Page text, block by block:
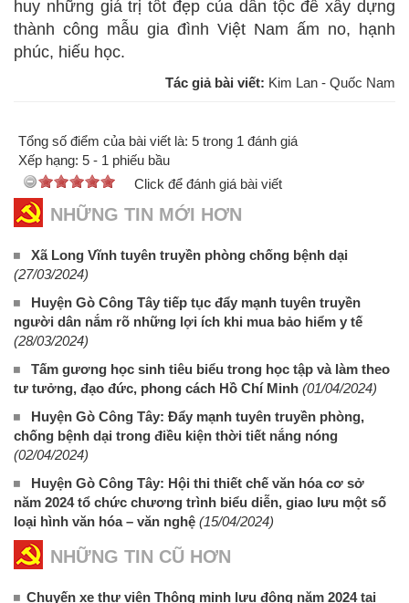
huy những giá trị tốt đẹp của dân tộc để xây dựng
thành công mẫu gia đình Việt Nam ấm no, hạnh
phúc, hiếu học.
Tác giả bài viết: Kim Lan - Quốc Nam
Tổng số điểm của bài viết là: 5 trong 1 đánh giá
Xếp hạng: 5 - 1 phiếu bầu
Click để đánh giá bài viết
NHỮNG TIN MỚI HƠN
Xã Long Vĩnh tuyên truyền phòng chống bệnh dại
(27/03/2024)
Huyện Gò Công Tây tiếp tục đẩy mạnh tuyên truyền
người dân nắm rõ những lợi ích khi mua bảo hiểm y tế
(28/03/2024)
Tấm gương học sinh tiêu biểu trong học tập và làm theo
tư tưởng, đạo đức, phong cách Hồ Chí Minh (01/04/2024)
Huyện Gò Công Tây: Đẩy mạnh tuyên truyền phòng,
chống bệnh dại trong điều kiện thời tiết nắng nóng
(02/04/2024)
Huyện Gò Công Tây: Hội thi thiết chế văn hóa cơ sở
năm 2024 tổ chức chương trình biểu diễn, giao lưu một số
loại hình văn hóa – văn nghệ (15/04/2024)
NHỮNG TIN CŨ HƠN
Chuyến xe thư viện Thông minh lưu động năm 2024 tại